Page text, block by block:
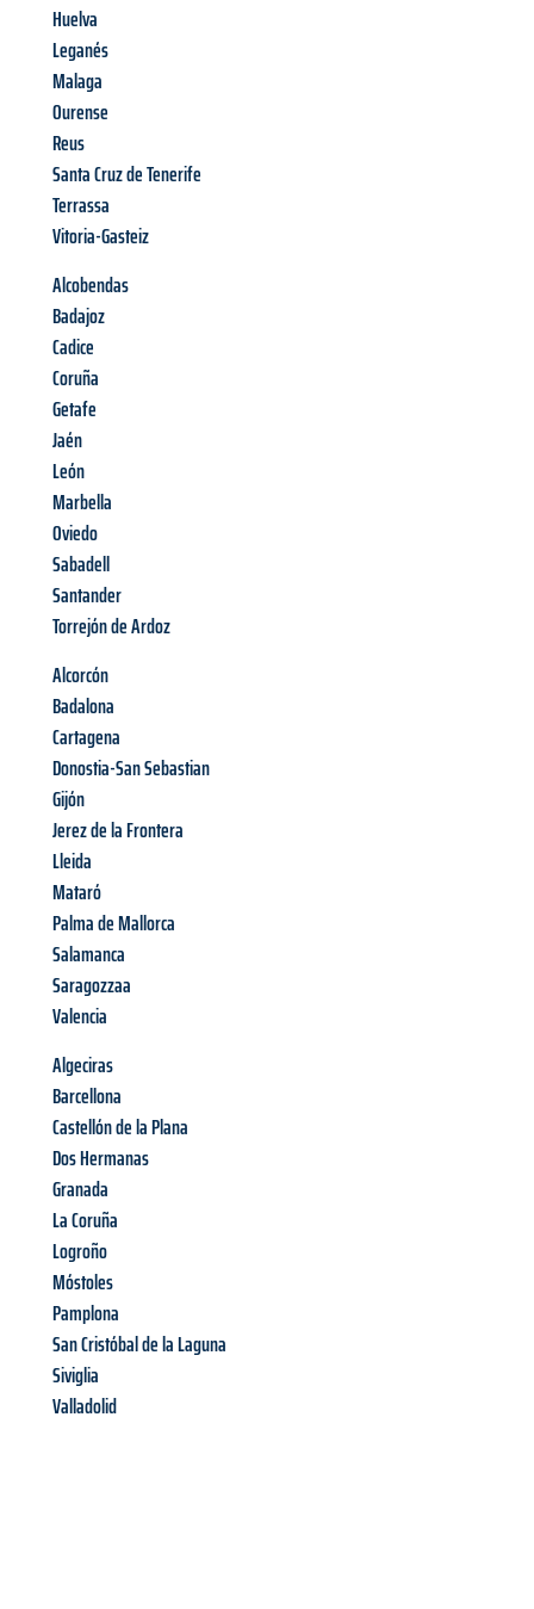
Huelva
Leganés
Malaga
Ourense
Reus
Santa Cruz de Tenerife
Terrassa
Vitoria-Gasteiz
Alcobendas
Badajoz
Cadice
Coruña
Getafe
Jaén
León
Marbella
Oviedo
Sabadell
Santander
Torrejón de Ardoz
Alcorcón
Badalona
Cartagena
Donostia-San Sebastian
Gijón
Jerez de la Frontera
Lleida
Mataró
Palma de Mallorca
Salamanca
Saragozzaa
Valencia
Algeciras
Barcellona
Castellón de la Plana
Dos Hermanas
Granada
La Coruña
Logroño
Móstoles
Pamplona
San Cristóbal de la Laguna
Siviglia
Valladolid